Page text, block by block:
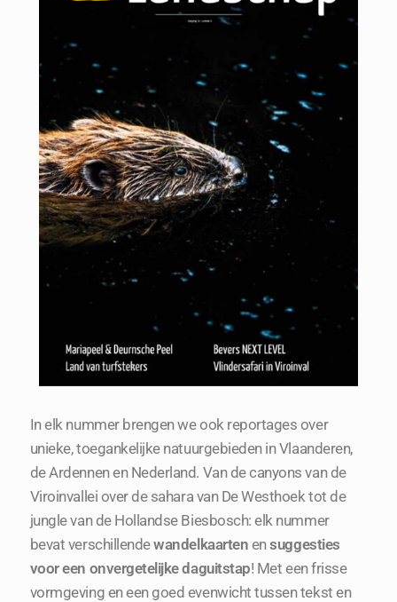
In elk nummer brengen we ook reportages over
unieke, toegankelijke natuurgebieden in Vlaanderen,
de Ardennen en Nederland. Van de canyons van de
Viroinvallei over de sahara van De Westhoek tot de
jungle van de Hollandse Biesbosch: elk nummer
bevat verschillendewandelkaarten ensuggesties
voor een onvergetelijke daguitstap! Met een frisse
vormgeving en een goed evenwicht tussen tekst en